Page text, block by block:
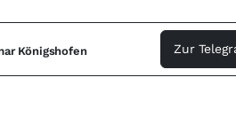
Königshofen Zur